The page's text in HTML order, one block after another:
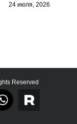
24 июля, 2026
Reserved
rutube